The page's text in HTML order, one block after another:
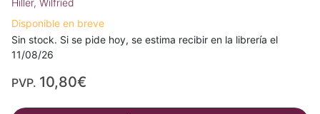
Hiller, Wilfried
Disponible en breve
Sin stock. Si se pide hoy, se estima recibir en la librería el
11/08/26
PVP. 10,80€